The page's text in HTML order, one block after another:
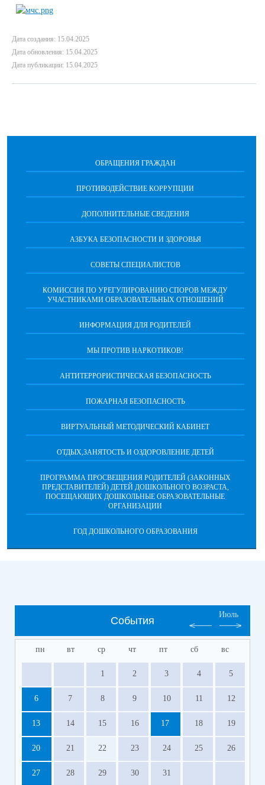
Дата создания: 15.04.2025
Дата обновления: 15.04.2025
Дата публикации: 15.04.2025
ОБРАЩЕНИЯ ГРАЖДАН
ПРОТИВОДЕЙСТВИЕ КОРРУПЦИИ
ДОПОЛНИТЕЛЬНЫЕ СВЕДЕНИЯ
АЗБУКА БЕЗОПАСНОСТИ И ЗДОРОВЬЯ
СОВЕТЫ СПЕЦИАЛИСТОВ
КОМИССИЯ ПО УРЕГУЛИРОВАНИЮ СПОРОВ МЕЖДУ
УЧАСТНИКАМИ ОБРАЗОВАТЕЛЬНЫХ ОТНОШЕНИЙ
ИНФОРМАЦИЯ ДЛЯ РОДИТЕЛЕЙ
МЫ ПРОТИВ НАРКОТИКОВ!
АНТИТЕРРОРИСТИЧЕСКАЯ БЕЗОПАСНОСТЬ
ПОЖАРНАЯ БЕЗОПАСНОСТЬ
ВИРТУАЛЬНЫЙ МЕТОДИЧЕСКИЙ КАБИНЕТ
ОТДЫХ,ЗАНЯТОСТЬ И ОЗДОРОВЛЕНИЕ ДЕТЕЙ
ПРОГРАММА ПРОСВЕЩЕНИЯ РОДИТЕЛЕЙ (ЗАКОННЫХ
ПРЕДСТАВИТЕЛЕЙ) ДЕТЕЙ ДОШКОЛЬНОГО ВОЗРАСТА,
ПОСЕЩАЮЩИХ ДОШКОЛЬНЫЕ ОБРАЗОВАТЕЛЬНЫЕ
ОРГАНИЗАЦИИ
ГОД ДОШКОЛЬНОГО ОБРАЗОВАНИЯ
События
Июль
пн вт ср чт пт сб вс
1 2 3 4 5
6 7 8 9 10 11 12
13 14 15 16 17 18 19
20 21 22 23 24 25 26
27 28 29 30 31